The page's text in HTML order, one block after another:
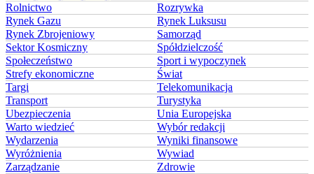
Rolnictwo
Rozrywka
Rynek Gazu
Rynek Luksusu
Rynek Zbrojeniowy
Samorząd
Sektor Kosmiczny
Spółdzielczość
Społeczeństwo
Sport i wypoczynek
Strefy ekonomiczne
Świat
Targi
Telekomunikacja
Transport
Turystyka
Ubezpieczenia
Unia Europejska
Warto wiedzieć
Wybór redakcji
Wydarzenia
Wyniki finansowe
Wyróżnienia
Wywiad
Zarządzanie
Zdrowie